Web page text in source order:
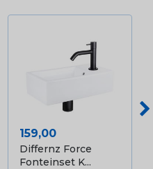
Prijs
159,00
Differnz Force
Fonteinset K...